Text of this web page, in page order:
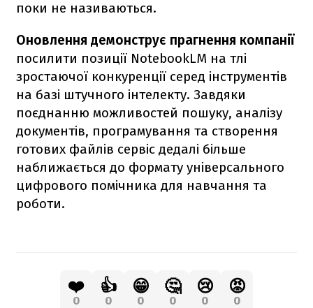
поки не називаються.
Оновлення демонструє прагнення компанії
посилити позиції NotebookLM на тлі
зростаючої конкуренції серед інструментів
на базі штучного інтелекту. Завдяки
поєднанню можливостей пошуку, аналізу
документів, програмування та створення
готових файлів сервіс дедалі більше
наближається до формату універсального
цифрового помічника для навчання та
роботи.
❤️
0
👍
0
😁
0
🤔
0
😢
0
😡
0